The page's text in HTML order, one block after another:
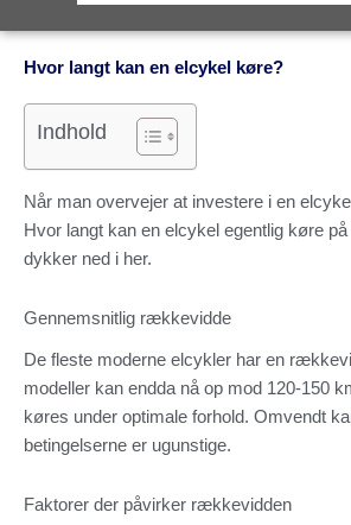
Hvor langt kan en elcykel køre?
Indhold
Når man overvejer at investere i en
Hvor langt kan en elcykel egentlig køre
dykker ned i her.
Gennemsnitlig rækkevidde
De fleste moderne elcykler har en
modeller kan endda nå op mod 120-150
køres under optimale forhold. Omvendt
betingelserne er ugunstige.
Faktorer der påvirker rækkevidden